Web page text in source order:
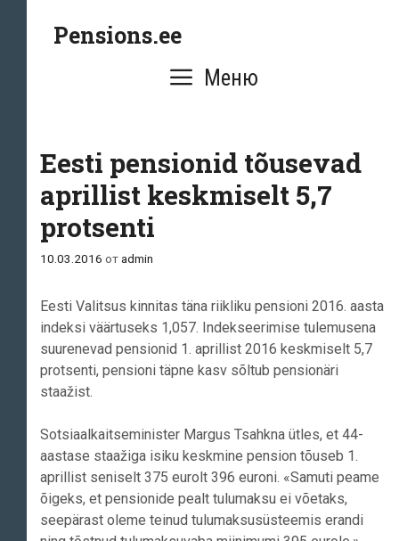
Pensions.ee
Меню
Eesti pensionid tõusevad
aprillist keskmiselt 5,7
protsenti
10.03.2016 отadmin
Eesti Valitsus kinnitas täna riikliku pensioni 2016. aasta
indeksi väärtuseks 1,057. Indekseerimise tulemusena
suurenevad pensionid 1. aprillist 2016 keskmiselt 5,7
protsenti, pensioni täpne kasv sõltub pensionäri
staažist.
Sotsiaalkaitseminister Margus Tsahkna ütles, et 44-
aastase staažiga isiku keskmine pension tõuseb 1.
aprillist seniselt 375 eurolt 396 euroni. «Samuti peame
õigeks, et pensionide pealt tulumaksu ei võetaks,
seepärast oleme teinud tulumaksusüsteemis erandi